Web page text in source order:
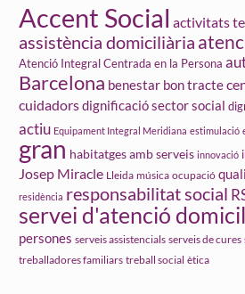
Accent Social activitats
assistència domiciliària
Atenció Integral Centrada en la Persona
Barcelona benestar bon tracte
cuidadorsdignificació sector social
actiu Equipament Integral Meridiana estimulació
gran habitatges amb serveis innovació
Josep Miracle Lleida música ocupació
residència responsabilitat social
servei d'atenció
persones serveis assistencials serveis de cures
treballadores familiars treball social ètica